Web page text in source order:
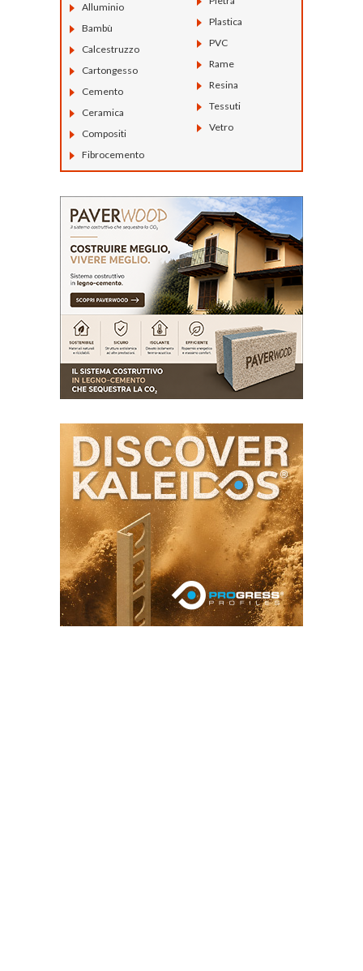
Alluminio
Bambù
Calcestruzzo
Cartongesso
Cemento
Ceramica
Compositi
Fibrocemento
Plastica
PVC
Rame
Resina
Tessuti
Vetro